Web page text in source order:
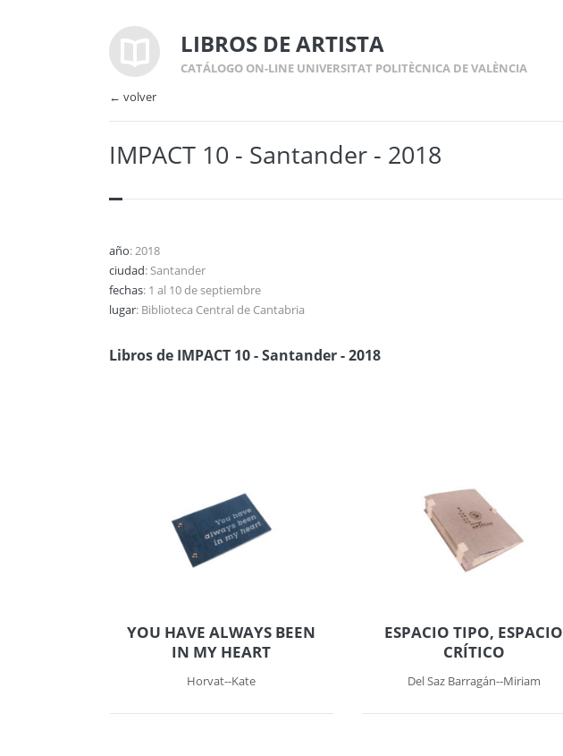
LIBROS DE ARTISTA
CATÁLOGO ON-LINE UNIVERSITAT POLITÈCNICA DE VALÈNCIA
← volver
IMPACT 10 - Santander - 2018
año: 2018
ciudad: Santander
fechas: 1 al 10 de septiembre
lugar: Biblioteca Central de Cantabria
Libros de IMPACT 10 - Santander - 2018
YOU HAVE ALWAYS BEEN
IN MY HEART
Horvat--Kate
ESPACIO TIPO, ESPACIO
CRÍTICO
Del Saz Barragán--Miriam